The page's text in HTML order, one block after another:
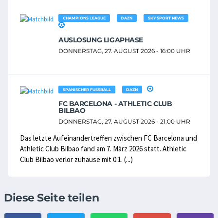
CHAMPIONS LEAGUE DAZN SKY SPORT NEWS
AUSLOSUNG LIGAPHASE
DONNERSTAG, 27. AUGUST 2026 - 16:00 UHR
SPANISCHER FUSSBALL DAZN
FC BARCELONA - ATHLETIC CLUB
BILBAO
DONNERSTAG, 27. AUGUST 2026 - 21:00 UHR
Das letzte Aufeinandertreffen zwischen FC Barcelona und
Athletic Club Bilbao fand am 7. März 2026 statt. Athletic
Club Bilbao verlor zuhause mit 0:1. (...)
Diese Seite teilen